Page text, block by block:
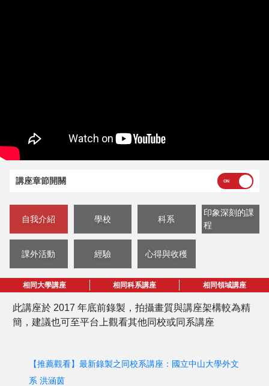
講座章節開關
自我介紹 學校 科系
印象深刻的課
程
課外活動 經驗 心得與收穫
相同大學講座 相同科系講座 相同領域講座
此講座於 2017 年底前錄製，拍攝畫質與講座架構較為精
簡，建議也可至平台上觀看其他同校或同系講座
【推薦觀看】最新錄製之同校系講座：國立中山大學外文
系 洪涵茵